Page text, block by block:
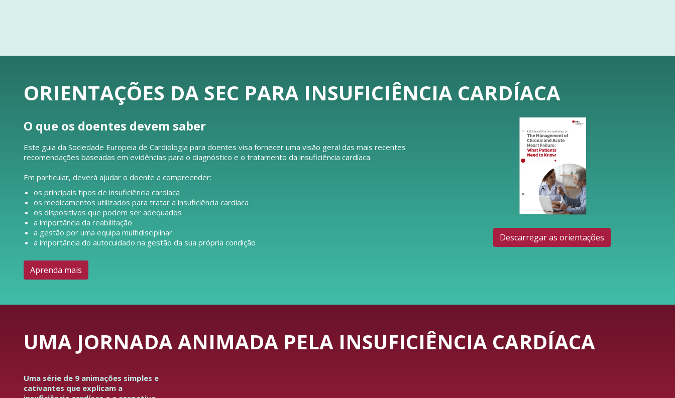
ORIENTAÇÕES DA SEC PARA INSUFICIÊNCIA CARDÍACA
O que os doentes devem saber
Este guia da Sociedade Europeia de Cardiologia para doentes visa fornecer uma visão geral das mais recentes
recomendações baseadas em evidências para o diagnóstico e o tratamento da insuficiência cardíaca.
Em particular, deverá ajudar o doente a compreender:
os principais tipos de insuficiência cardíaca
os medicamentos utilizados para tratar a insuficiência cardíaca
os dispositivos que podem ser adequados
a importância da reabilitação
a gestão por uma equipa multidisciplinar
a importância do autocuidado na gestão da sua própria condição
Aprenda mais
Descarregar as orientações
UMA JORNADA ANIMADA PELA INSUFICIÊNCIA CARDÍACA
Uma série de 9 animações simples e
cativantes que explicam a